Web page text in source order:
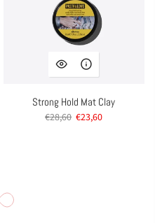
Strong Hold Mat Clay
€28,60 €23,60